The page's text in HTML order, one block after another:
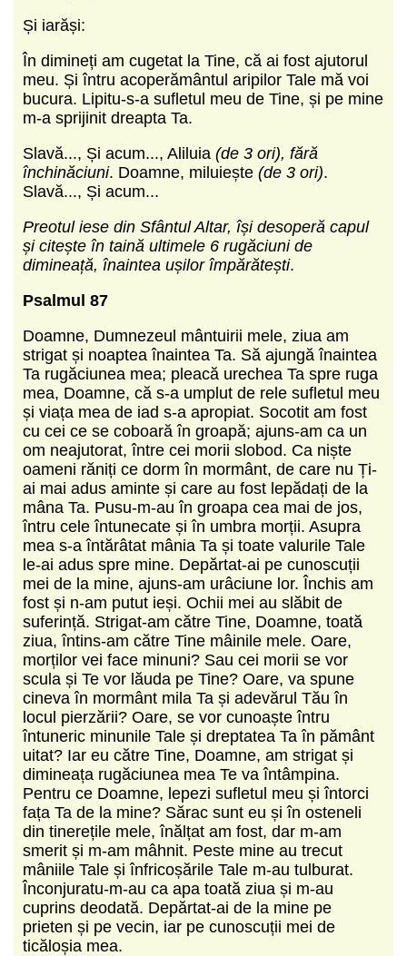
Și iarăși:
În dimineți am cugetat la Tine, că ai fost ajutorul
meu. Și întru acoperământul aripilor Tale mă voi
bucura. Lipitu-s-a sufletul meu de Tine, și pe mine
m-a sprijinit dreapta Ta.
Slavă..., Și acum..., Aliluia (de 3 ori), fără
închinăciuni. Doamne, miluiește (de 3 ori).
Slavă..., Și acum...
Preotul iese din Sfântul Altar, își desoperă capul
și citește în taină ultimele 6 rugăciuni de
dimineață, înaintea ușilor împărătești.
Psalmul 87
Doamne, Dumnezeul mântuirii mele, ziua am
strigat și noaptea înaintea Ta. Să ajungă înaintea
Ta rugăciunea mea; pleacă urechea Ta spre ruga
mea, Doamne, că s-a umplut de rele sufletul meu
și viața mea de iad s-a apropiat. Socotit am fost
cu cei ce se coboară în groapă; ajuns-am ca un
om neajutorat, între cei morii slobod. Ca niște
oameni răniți ce dorm în mormânt, de care nu Ți-
ai mai adus aminte și care au fost lepădați de la
mâna Ta. Pusu-m-au în groapa cea mai de jos,
întru cele întunecate și în umbra morții. Asupra
mea s-a întărâtat mânia Ta și toate valurile Tale
le-ai adus spre mine. Depărtat-ai pe cunoscuții
mei de la mine, ajuns-am urâciune lor. Închis am
fost și n-am putut ieși. Ochii mei au slăbit de
suferință. Strigat-am către Tine, Doamne, toată
ziua, întins-am către Tine mâinile mele. Oare,
morților vei face minuni? Sau cei morii se vor
scula și Te vor lăuda pe Tine? Oare, va spune
cineva în mormânt mila Ta și adevărul Tău în
locul pierzării? Oare, se vor cunoaște întru
întuneric minunile Tale și dreptatea Ta în pământ
uitat? Iar eu către Tine, Doamne, am strigat și
dimineața rugăciunea mea Te va întâmpina.
Pentru ce Doamne, lepezi sufletul meu și întorci
fața Ta de la mine? Sărac sunt eu și în osteneli
din tinerețile mele, înălțat am fost, dar m-am
smerit și m-am mâhnit. Peste mine au trecut
mâniile Tale și înfricoșările Tale m-au tulburat.
Înconjuratu-m-au ca apa toată ziua și m-au
cuprins deodată. Depărtat-ai de la mine pe
prieten și pe vecin, iar pe cunoscuții mei de
ticăloșia mea.